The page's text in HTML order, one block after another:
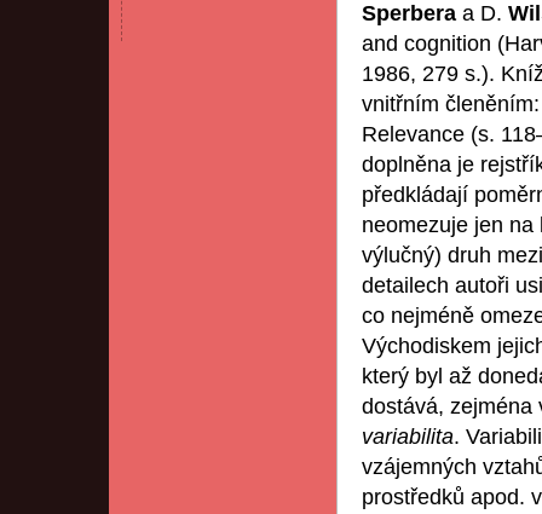
Sperbera a D.
and cognition
1986, 279 s.).
vnitřním
Relevance (s.
doplněna je
předkládají
neomezuje jen
výlučný) druh
detailech autoři
co nejméně
Východiskem
který byl až
dostává, zejména
variabilita.
vzájemných
prostředků apod.